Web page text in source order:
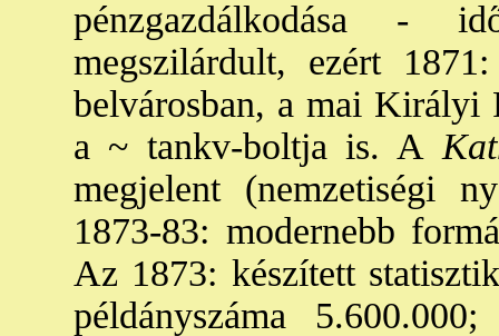
pénzgazdálkodása -
megszilárdult, ezért
belvárosban, a mai
a ~ tankv-boltja is. A
megjelent (nemzetiségi
1873-83: modernebb
Az 1873: készített
példányszáma